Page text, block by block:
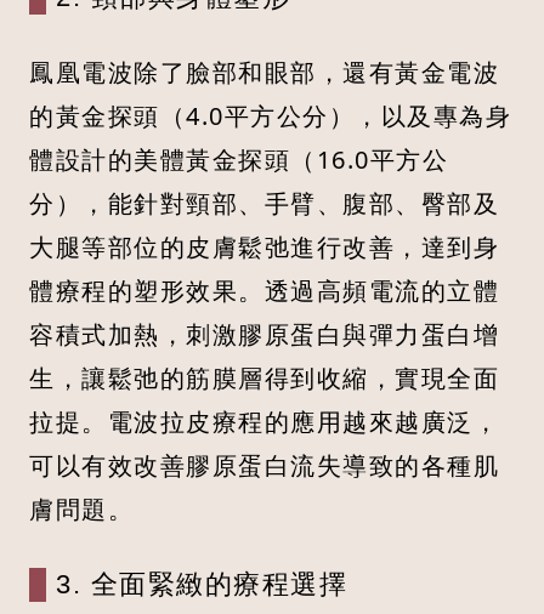
鳳凰電波除了臉部和眼部，還有黃金電波
的黃金探頭（4.0平方公分），以及專為身
體設計的美體黃金探頭（16.0平方公
分），能針對頸部、手臂、腹部、臀部及
大腿等部位的皮膚鬆弛進行改善，達到身
體療程的塑形效果。透過高頻電流的立體
容積式加熱，刺激膠原蛋白與彈力蛋白增
生，讓鬆弛的筋膜層得到收縮，實現全面
拉提。電波拉皮療程的應用越來越廣泛，
可以有效改善膠原蛋白流失導致的各種肌
膚問題。
3. 全面緊緻的療程選擇